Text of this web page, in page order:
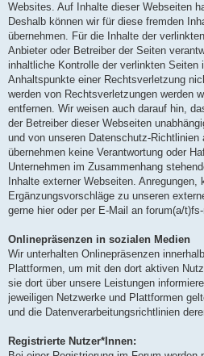
Websites. Auf Inhalte dieser Webseiten
Deshalb können wir für diese fremden
übernehmen. Für die Inhalte der
Anbieter oder Betreiber der Seiten
inhaltliche Kontrolle der verlinkten Seiten
Anhaltspunkte einer Rechtsverletzung
werden von Rechtsverletzungen werden
entfernen. Wir weisen auch darauf hin,
der Betreiber dieser Webseiten
und von unseren Datenschutz-Richtlinien
übernehmen keine Verantwortung oder
Unternehmen im Zusammenhang
Inhalte externer Webseiten.
Ergänzungsvorschläge zu unseren
gerne hier oder per E-Mail an forum(a/
Onlinepräsenzen in sozialen Medien
Wir unterhalten Onlinepräsenzen
Plattformen, um mit den dort aktiven
sie dort über unsere Leistungen
jeweiligen Netzwerke und Plattformen
und die Datenverarbeitungsrichtlinien
Registrierte Nutzer*Innen: